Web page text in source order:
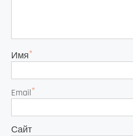
Имя*
Email*
Сайт